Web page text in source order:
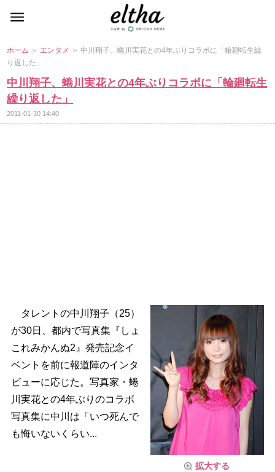
ホーム ＞ エンタメ ＞ 中川翔子、蜷川実花との4年ぶりコラボに「輪廻転生繰
り返した」
中川翔子、蜷川実花との4年ぶりコラボに「輪廻転生
繰り返した」
2011-01-30 14:40
拡大する
タレントの中川翔子（25）
が30日、都内で写真集『しょ
これみかんぬ2』発売記念イ
ベントを前に報道陣のインタ
ビューに応じた。写真家・蜷
川実花との4年ぶりのコラボ
写真集に中川は「いつ死んで
も悔いないくらい...